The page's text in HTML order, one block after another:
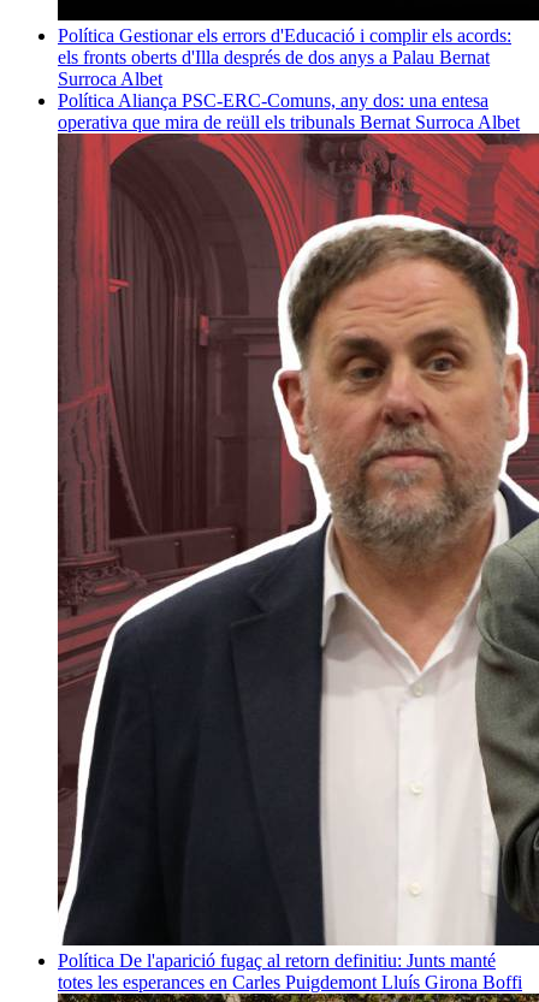
Política Gestionar els errors d'Educació i complir els acords:
els fronts oberts d'Illa després de dos anys a Palau Bernat
Surroca Albet
Política Aliança PSC-ERC-Comuns, any dos: una entesa
operativa que mira de reüll els tribunals Bernat Surroca Albet
Política De l'aparició fugaç al retorn definitiu: Junts manté
totes les esperances en Carles Puigdemont Lluís Girona Boffi